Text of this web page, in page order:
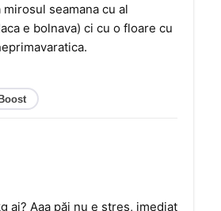
mirosul seamana cu al
e bolnava) ci cu o floare cu
ai? Aaa păi nu e stres, imediat